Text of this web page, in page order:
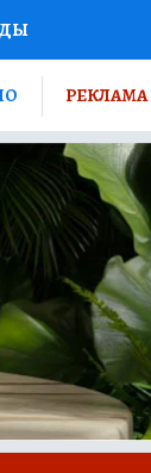
РОССИИ
РАДИО КП
РЕКЛАМА